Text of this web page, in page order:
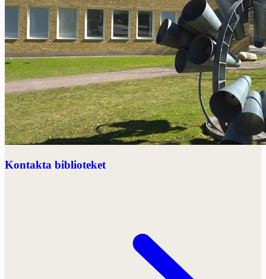
Kontakta biblioteket